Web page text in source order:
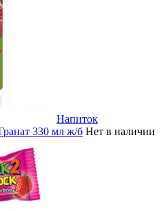
Напиток
330 мл ж/б Нет в наличии